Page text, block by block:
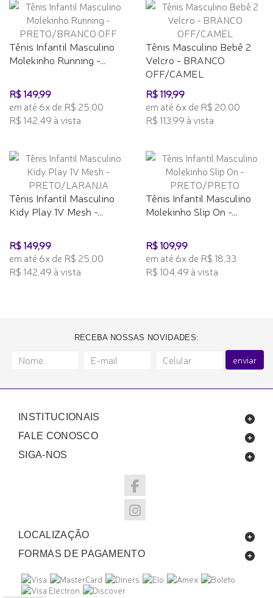
Tênis Infantil Masculino
Molekinho Running -...
R$ 149,99
em até 6x de R$ 25,00
R$ 142,49 à vista
Tênis Masculino Bebê 2
Velcro - BRANCO
OFF/CAMEL
R$ 119,99
em até 6x de R$ 20,00
R$ 113,99 à vista
Tênis Infantil Masculino
Kidy Play 1V Mesh -...
R$ 149,99
em até 6x de R$ 25,00
R$ 142,49 à vista
Tênis Infantil Masculino
Molekinho Slip On -...
R$ 109,99
em até 6x de R$ 18,33
R$ 104,49 à vista
RECEBA NOSSAS NOVIDADES:
enviar
INSTITUCIONAIS
FALE CONOSCO
SIGA-NOS
LOCALIZAÇÃO
FORMAS DE PAGAMENTO